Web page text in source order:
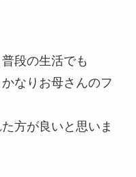
段の生活でも
なりお母さんのフ
方が良いと思いま